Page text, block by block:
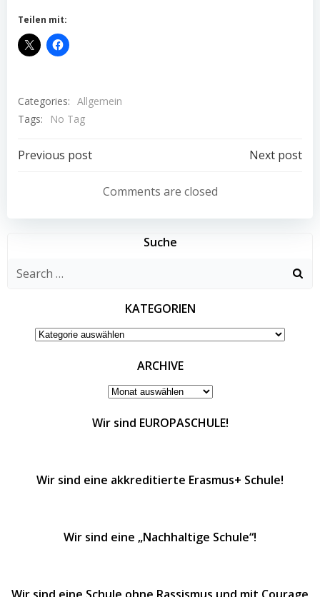
Teilen mit:
Categories: Allgemein
Tags:
No Tag
Post
navigation
Previous post
navigation
Next post
Comments are closed
Suche
Search
KATEGORIEN
KATEGORIEN
ARCHIVE
ARCHIVE
Wir sind EUROPASCHULE!
Wir sind eine akkreditierte Erasmus+ Schule!
Wir sind eine „Nachhaltige Schule“!